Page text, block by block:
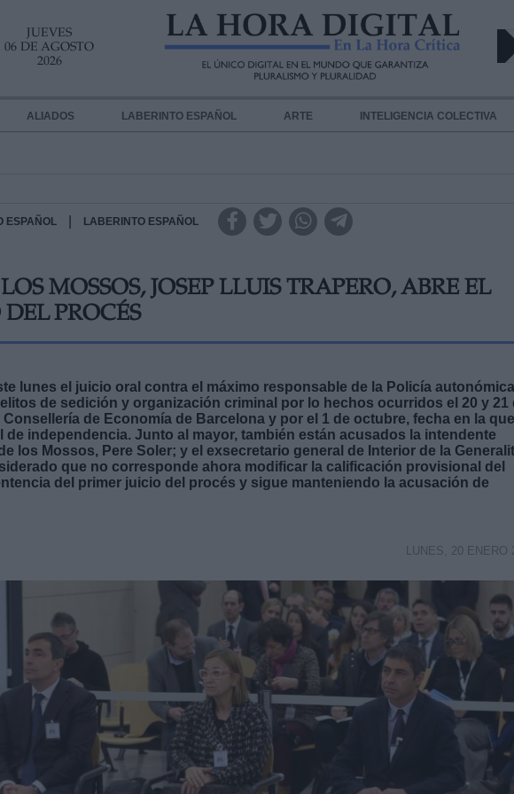
JUEVES
06 DE AGOSTO
2026
ALIADOS LABERINTO ESPAÑOL ARTE INTELIGENCIA COLECTIVA
ESPAÑOL LABERINTO ESPAÑOL
MOSSOS, JOSEP LLUIS TRAPERO, ABRE EL
PROCÉS
lunes el juicio oral contra el máximo responsable de la Policía
de sedición y organización criminal por lo hechos ocurridos el 20 y 21
de Economía de Barcelona y por el 1 de octubre, fecha en la que
independencia. Junto al mayor, también están acusados la intendente
los Mossos, Pere Soler; y el exsecretario general de Interior de la
que no corresponde ahora modificar la calificación provisional del
del primer juicio del procés y sigue manteniendo la acusación de
LUNES, 20 ENERO
DATOS